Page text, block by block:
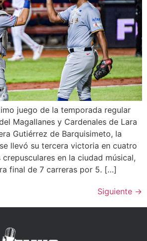
juego de la temporada regular
Magallanes y Cardenales de Lara
Gutiérrez de Barquisimeto, la
llevó su tercera victoria en cuatro
en la ciudad músical,
final de 7 carreras por 5. […]
Siguiente →